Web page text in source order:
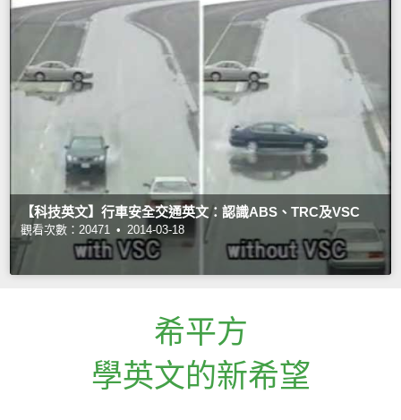
【科技英文】行車安全交通英文：認識ABS、TRC及VSC
觀看次數：20471 • 2014-03-18
希平方
學英文的新希望